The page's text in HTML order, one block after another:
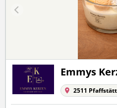
Emmys
2511